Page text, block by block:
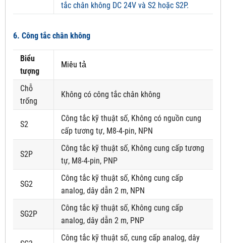
tắc chân không DC 24V và S2 hoặc S2P.
6. Công tắc chân không
Biểu
tượng
Miêu tả
Chỗ
trống
Không có công tắc chân không
S2
Công tắc kỹ thuật số, Không có nguồn cung
cấp tương tự, M8-4-pin, NPN
S2P
Công tắc kỹ thuật số, Không cung cấp tương
tự, M8-4-pin, PNP
SG2
Công tắc kỹ thuật số, Không cung cấp
analog, dây dẫn 2 m, NPN
SG2P
Công tắc kỹ thuật số, Không cung cấp
analog, dây dẫn 2 m, PNP
Công tắc kỹ thuật số, cung cấp analog, dây